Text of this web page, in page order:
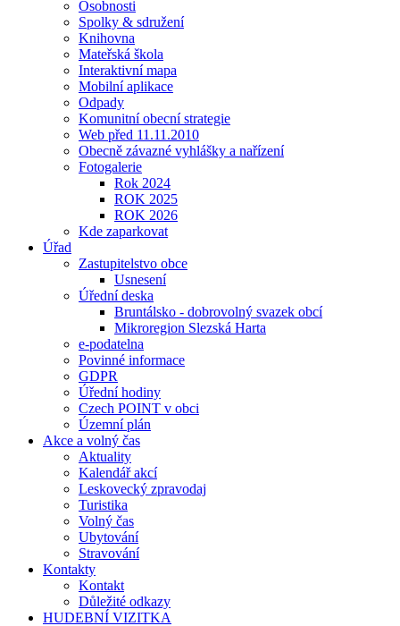
Osobnosti
Spolky & sdružení
Knihovna
Mateřská škola
Interaktivní mapa
Mobilní aplikace
Odpady
Komunitní obecní strategie
Web před 11.11.2010
Obecně závazné vyhlášky a nařízení
Fotogalerie
Rok 2024
ROK 2025
ROK 2026
Kde zaparkovat
Úřad
Zastupitelstvo obce
Usnesení
Úřední deska
Bruntálsko - dobrovolný svazek obcí
Mikroregion Slezská Harta
e-podatelna
Povinné informace
GDPR
Úřední hodiny
Czech POINT v obci
Územní plán
Akce a volný čas
Aktuality
Kalendář akcí
Leskovecký zpravodaj
Turistika
Volný čas
Ubytování
Stravování
Kontakty
Kontakt
Důležité odkazy
HUDEBNÍ VIZITKA